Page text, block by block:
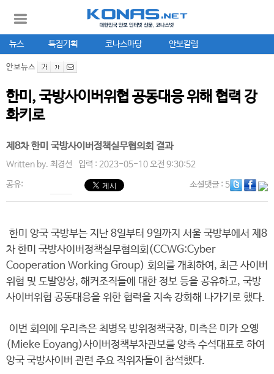
뉴스 특집기획 코나스마당 안보칼럼
안보뉴스
한미, 국방사이버위협 공동대응 위해 협력 강
화키로
제8차 한미 국방사이버정책실무협의회 결과
Written by. 최경선 입력 : 2023-05-10 오전 9:30:52
공유: 소셜댓글: 5
한미 양국 국방부는 지난 8일부터 9일까지 서울 국방부에서 제8
차 한미 국방사이버정책실무협의회(CCWG:Cyber
Cooperation Working Group) 회의를 개최하여, 최근 사이버
위협 및 도발양상, 해커조직들에 대한 정보 등을 공유하고, 국방
사이버위협 공동대응을 위한 협력을 지속 강화해 나가기로 했다.
이번 회의에 우리측은 최병옥 방위정책국장, 미측은 미카 오옝
(Mieke Eoyang)사이버정책부차관보를 양측 수석대표로 하여
양국 국방사이버 관련 주요 직위자들이 참석했다.